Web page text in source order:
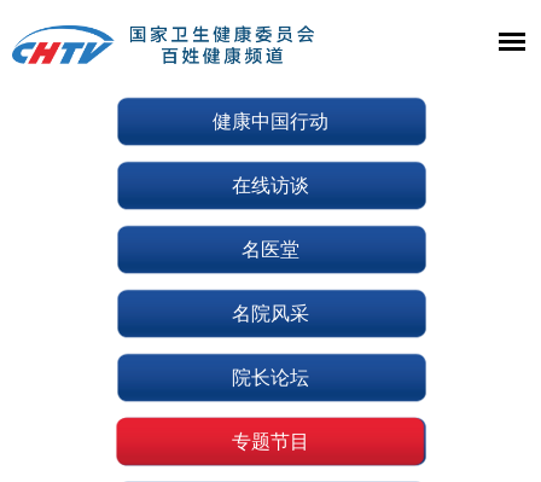
健康中国行动
在线访谈
名医堂
名院风采
院长论坛
专题节目